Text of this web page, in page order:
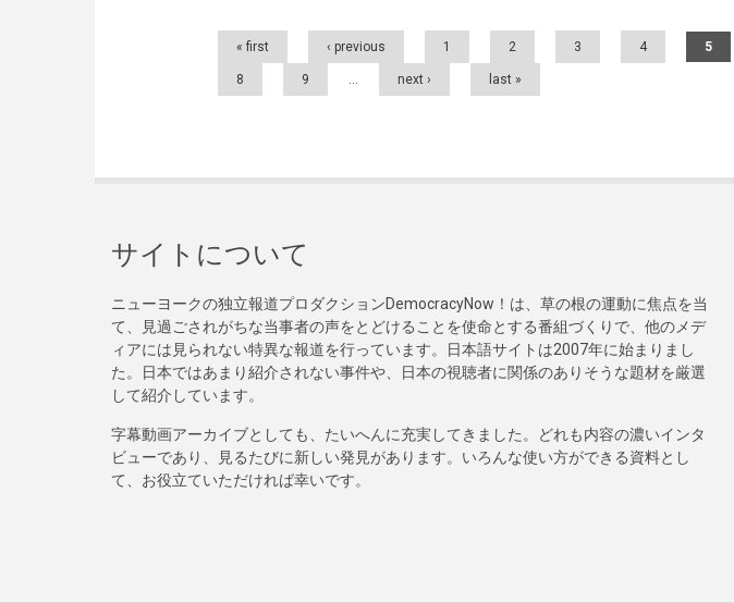
Pages
« first ‹ previous 1 2 3 4 5
8 9 … next › last »
サイトについて
ニューヨークの独立報道プロダクションDemocracyNow！は、草の根の運動に焦点を当
て、見過ごされがちな当事者の声をとどけることを使命とする番組づくりで、他のメデ
ィアには見られない特異な報道を行っています。日本語サイトは2007年に始まりまし
た。日本ではあまり紹介されない事件や、日本の視聴者に関係のありそうな題材を厳選
して紹介しています。
字幕動画アーカイブとしても、たいへんに充実してきました。どれも内容の濃いインタ
ビューであり、見るたびに新しい発見があります。いろんな使い方ができる資料とし
て、お役立ていただければ幸いです。